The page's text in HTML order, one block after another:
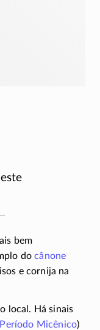
bem
docânone
e cornija na
local. Há sinais
Período Micênico)